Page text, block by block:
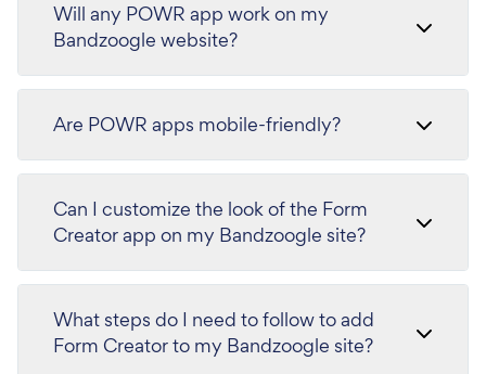
Will any POWR app work on my
Bandzoogle website?
Are POWR apps mobile-friendly?
Can I customize the look of the Form
Creator app on my Bandzoogle site?
What steps do I need to follow to add
Form Creator to my Bandzoogle site?